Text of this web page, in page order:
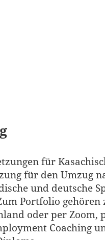
für
für den Umzug
und deutsche
Portfolio gehören
oder per Zoom,
Coaching